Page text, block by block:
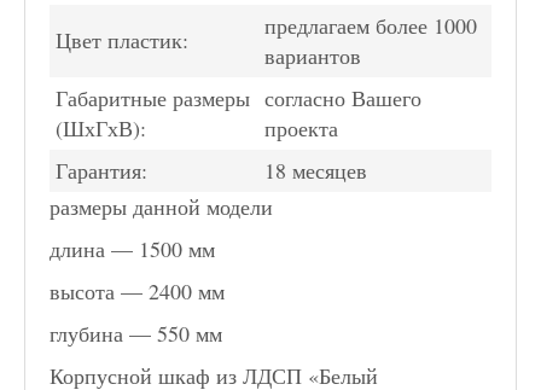
Цвет пластик:
предлагаем более 1000
вариантов
Габаритные размеры
(ШхГхВ):
согласно Вашего
проекта
Гарантия:
18 месяцев
размеры данной модели
длина — 1500 мм
высота — 2400 мм
глубина — 550 мм
Корпусной шкаф из ЛДСП «Белый